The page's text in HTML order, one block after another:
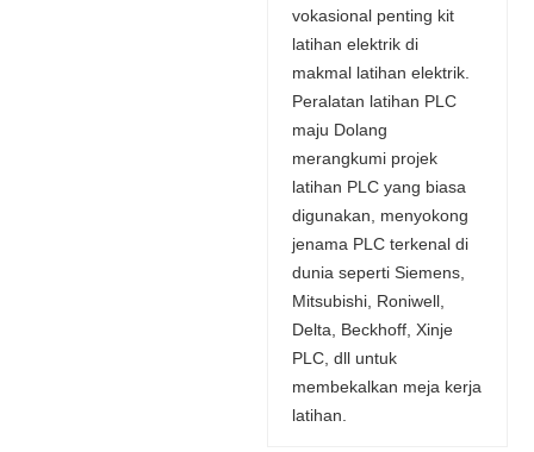
vokasional penting kit
latihan elektrik di
makmal latihan elektrik.
Peralatan latihan PLC
maju Dolang
merangkumi projek
latihan PLC yang biasa
digunakan, menyokong
jenama PLC terkenal di
dunia seperti Siemens,
Mitsubishi, Roniwell,
Delta, Beckhoff, Xinje
PLC, dll untuk
membekalkan meja kerja
latihan.